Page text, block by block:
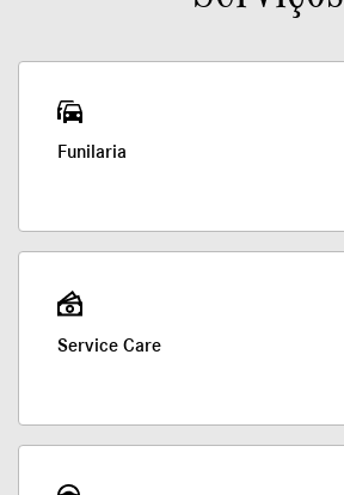
Funilaria
Service Care